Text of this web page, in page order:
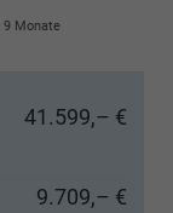
9 Monate
41.599,– €
9.709,– €